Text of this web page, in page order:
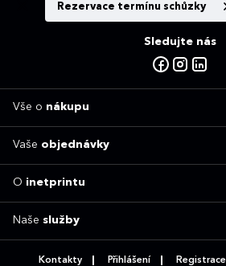
Rezervace termínu schůzky
Sledujte nás
Vše o nákupu
Vaše objednávky
O inetprintu
Naše služby
Kontakty Přihlášení Registrace